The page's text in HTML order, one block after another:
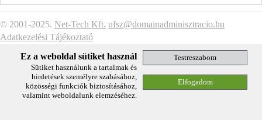
© 2001-2025. Net-Tech Kft. ufsz@domainadminisztracio.hu
Adatkezelési Tájékoztató
Ez a weboldal sütiket használ
Sütiket használunk a tartalmak és
hirdetések személyre szabásához,
közösségi funkciók biztosításához,
valamint weboldalunk elemzéséhez.